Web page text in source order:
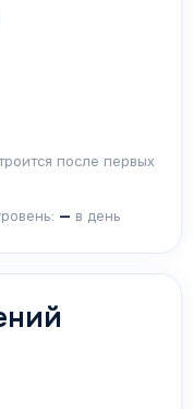
после первых
— в день